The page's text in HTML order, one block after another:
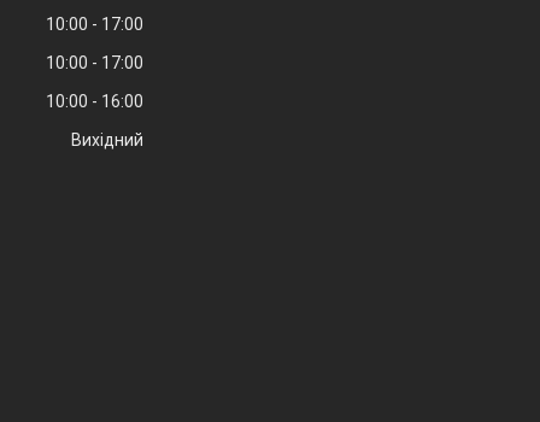
10:00
17:00
10:00
17:00
10:00
16:00
Вихідний